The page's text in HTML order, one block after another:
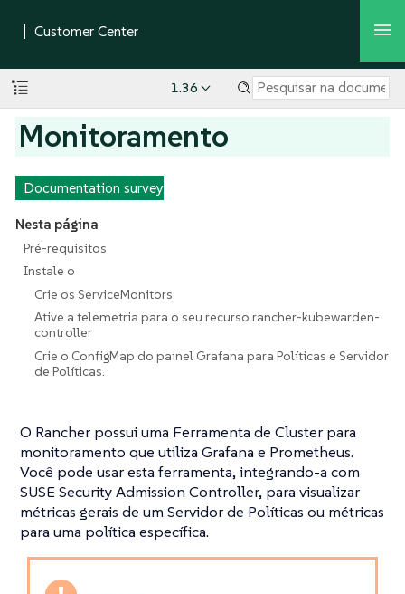
1.36
Monitoramento
Documentation survey
Nesta página
Pré-requisitos
Instale o
Crie os ServiceMonitors
Ative a telemetria para o seu recurso rancher-kubewarden-
controller
Crie o ConfigMap do painel Grafana para Políticas e Servidor
de Políticas.
O Rancher possui uma Ferramenta de Cluster para
monitoramento que utiliza Grafana e Prometheus.
Você pode usar esta ferramenta, integrando-a com
SUSE Security Admission Controller, para visualizar
métricas gerais de um Servidor de Políticas ou métricas
para uma política específica.